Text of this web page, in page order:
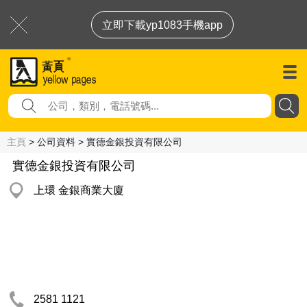
立即下載yp1083手機app
主頁 > 公司資料 > 實德金銀投資有限公司
實德金銀投資有限公司
上環 金銀商業大廈
2581 1121